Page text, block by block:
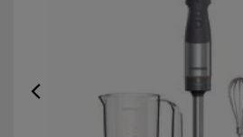
Previous